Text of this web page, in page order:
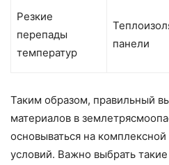
Резкие
перепады
температур
панели
Таким образом, правильный
материалов в
основываться на
условий. Важно выбрать